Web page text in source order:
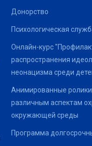
Донорство
Психологическая
Онлайн-курс
распространения
неонацизма среди
Анимированные
различным аспектам
окружающей среды
Программа